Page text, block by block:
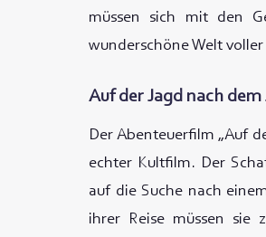
müssen sich mit den
wunderschöne Welt
Auf der Jagd nach
Der Abenteuerfilm „Auf
echter Kultfilm. Der
auf die Suche nach
ihrer Reise müssen sie